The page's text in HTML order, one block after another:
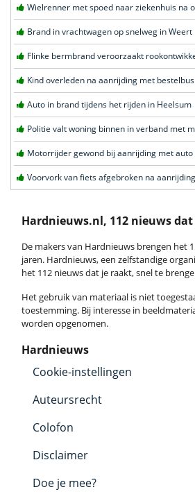
Brand in vrachtwagen op snelweg in Weert
Kind overleden na aanrijding met
Auto in brand tijdens het rijden in Heelsum
Motorrijder gewond bij aanrijding met auto
Voorvork van fiets afgebroken na
Hardnieuws.nl, 112 nieuws
De makers van Hardnieuws brengen het
jaren. Hardnieuws, een zelfstandige
het 112 nieuws dat je raakt, snel te
Het gebruik van materiaal is niet
toestemming. Bij interesse in
worden opgenomen.
Hardnieuws
Cookie-instellingen
Auteursrecht
Colofon
Disclaimer
Doe je mee?